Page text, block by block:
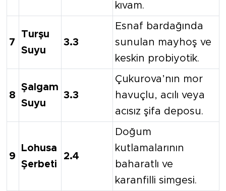
kıvam.
7
Turşu
Suyu
3.3
Esnaf bardağında
sunulan mayhoş ve
keskin probiyotik.
8
Şalgam
Suyu
3.3
Çukurova’nın mor
havuçlu, acılı veya
acısız şifa deposu.
9
Lohusa
Şerbeti
2.4
Doğum
kutlamalarının
baharatlı ve
karanfilli simgesi.